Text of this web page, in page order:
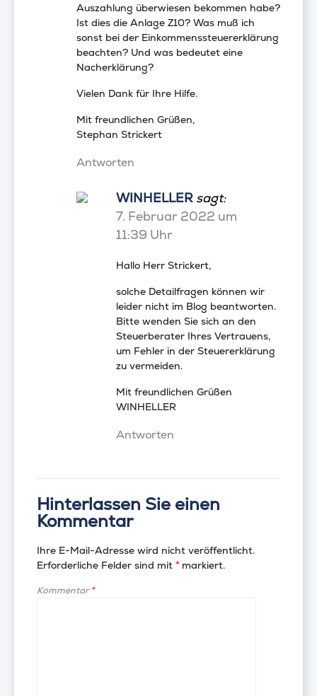
Auszahlung überwiesen bekommen habe?
Ist dies die Anlage Z10? Was muß ich
sonst bei der Einkommenssteuererklärung
beachten? Und was bedeutet eine
Nacherklärung?
Vielen Dank für Ihre Hilfe.
Mit freundlichen Grüßen,
Stephan Strickert
Antworten
WINHELLER sagt:
7. Februar 2022 um
11:39 Uhr
Hallo Herr Strickert,
solche Detailfragen können wir
leider nicht im Blog beantworten.
Bitte wenden Sie sich an den
Steuerberater Ihres Vertrauens,
um Fehler in der Steuererklärung
zu vermeiden.
Mit freundlichen Grüßen
WINHELLER
Antworten
Hinterlassen Sie einen
Kommentar
Ihre E-Mail-Adresse wird nicht veröffentlicht.
Erforderliche Felder sind mit *markiert.
Kommentar*